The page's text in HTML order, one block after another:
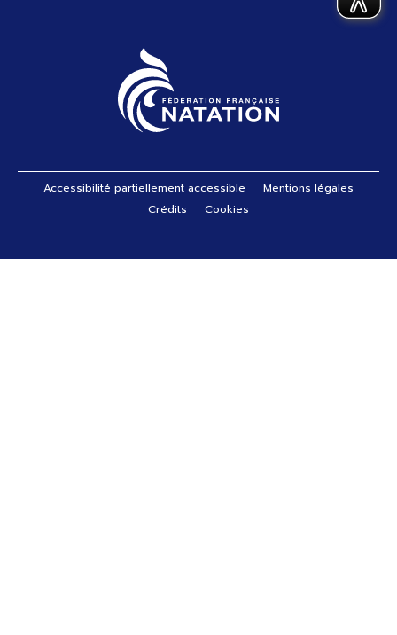
Pied de page
Accessibilité partiellement accessible
Mentions légales
Crédits
Cookies